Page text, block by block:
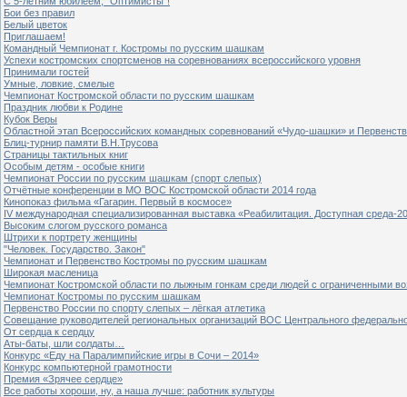
Бои без правил
Белый цветок
Приглашаем!
Командный Чемпионат г. Костромы по русским шашкам
Успехи костромских спортсменов на соревнованиях всероссийского уровня
Принимали гостей
Умные, ловкие, смелые
Чемпионат Костромской области по русским шашкам
Праздник любви к Родине
Кубок Веры
Областной этап Всероссийских командных соревнований «Чудо-шашки» и
Блиц-турнир памяти В.Н.Трусова
Страницы тактильных книг
Особым детям - особые книги
Чемпионат России по русским шашкам (спорт слепых)
Отчётные конференции в МО ВОС Костромской области 2014 года
Кинопоказ фильма «Гагарин. Первый в космосе»
IV международная специализированная выставка «Реабилитация. Доступная среда-
Высоким слогом русского романса
Штрихи к портрету женщины
"Человек. Государство. Закон"
Чемпионат и Первенство Костромы по русским шашкам
Широкая масленица
Чемпионат Костромской области по лыжным гонкам среди людей с ограниченными
Чемпионат Костромы по русским шашкам
Первенство России по спорту слепых – лёгкая атлетика
Совещание руководителей региональных организаций ВОС Центрального
От сердца к сердцу
Аты-баты, шли солдаты…
Конкурс «Еду на Паралимпийские игры в Сочи – 2014»
Конкурс компьютерной грамотности
Премия «Зрячее сердце»
Все работы хороши, ну, а наша лучше: работник культуры